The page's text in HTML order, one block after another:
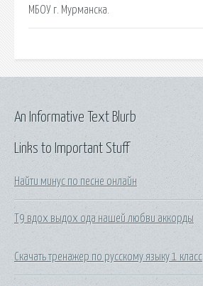
МБОУ г. Мурманска.
Links to Important Stuff
Найти минус по песне онлайн
Т9 вдох выдох ода нашей любви аккорды
Скачать тренажер по русскому языку 1 класс
An Informative Text Blurb